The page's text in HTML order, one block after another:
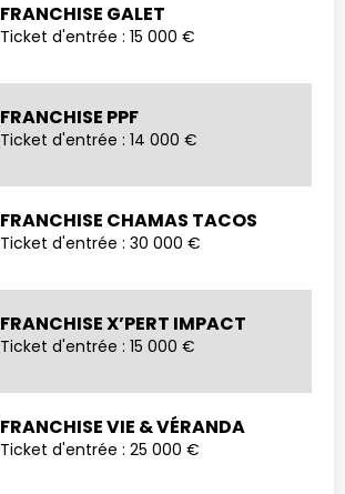
FRANCHISE GALET
Ticket d'entrée : 15 000 €
FRANCHISE PPF
Ticket d'entrée : 14 000 €
FRANCHISE CHAMAS TACOS
Ticket d'entrée : 30 000 €
FRANCHISE X’PERT IMPACT
Ticket d'entrée : 15 000 €
FRANCHISE VIE & VÉRANDA
Ticket d'entrée : 25 000 €